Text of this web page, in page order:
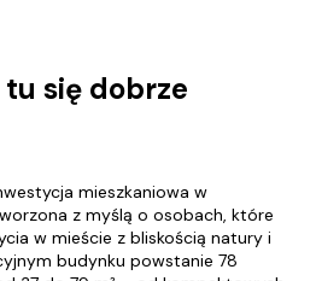
się dobrze
mieszkaniowa w
z myślą o osobach, które
w mieście z bliskością natury i
budynku powstanie 78